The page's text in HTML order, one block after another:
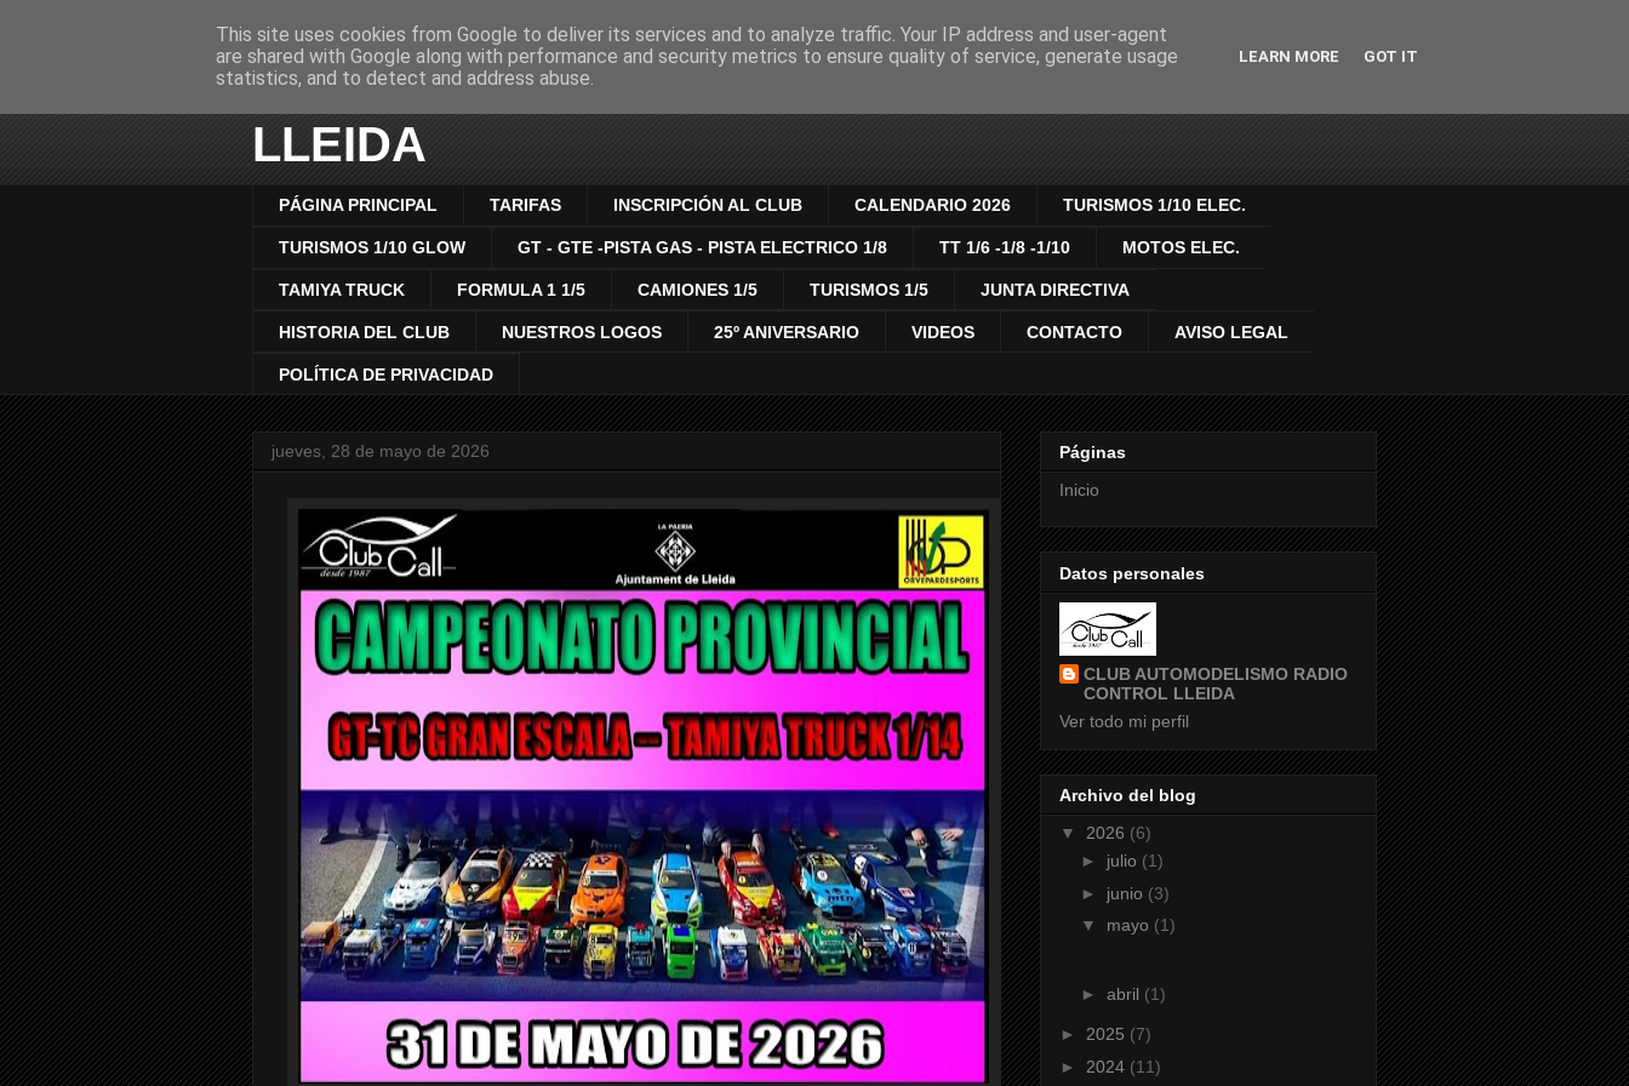
CLUB AUTOMODELISMO RADIO CONTROL DE
LLEIDA
PÁGINA PRINCIPAL TARIFAS INSCRIPCIÓN AL CLUB CALENDARIO 2026 TURISMOS 1/10 ELEC.
TURISMOS 1/10 GLOW GT - GTE -PISTA GAS - PISTA ELECTRICO 1/8 TT 1/6 -1/8 -1/10 MOTOS ELEC.
TAMIYA TRUCK FORMULA 1 1/5 CAMIONES 1/5 TURISMOS 1/5 JUNTA DIRECTIVA
HISTORIA DEL CLUB NUESTROS LOGOS 25º ANIVERSARIO VIDEOS CONTACTO AVISO LEGAL
POLÍTICA DE PRIVACIDAD
jueves, 28 de mayo de 2026
Páginas
Inicio
Datos personales
CLUB AUTOMODELISMO RADIO
CONTROL LLEIDA
Ver todo mi perfil
Archivo del blog
▼ 2026 (6)
► julio (1)
► junio (3)
▼ mayo (1)
► abril (1)
► 2025 (7)
► 2024 (11)
This site uses cookies from Google to deliver its services and to analyze traffic. Your IP address and user-agent
are shared with Google along with performance and security metrics to ensure quality of service, generate usage
statistics, and to detect and address abuse.
LEARN MORE GOT IT